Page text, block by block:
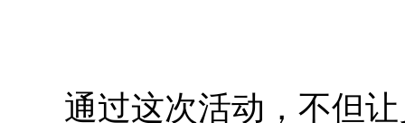
通过这次活动，不但让